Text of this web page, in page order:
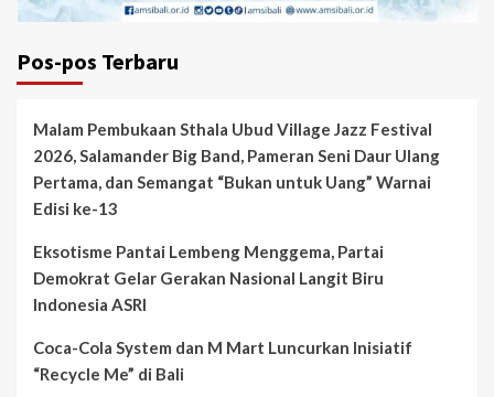
Pos-pos Terbaru
Malam Pembukaan Sthala Ubud Village Jazz Festival
2026, Salamander Big Band, Pameran Seni Daur Ulang
Pertama, dan Semangat “Bukan untuk Uang” Warnai
Edisi ke-13
Eksotisme Pantai Lembeng Menggema, Partai
Demokrat Gelar Gerakan Nasional Langit Biru
Indonesia ASRI
Coca-Cola System dan M Mart Luncurkan Inisiatif
“Recycle Me” di Bali